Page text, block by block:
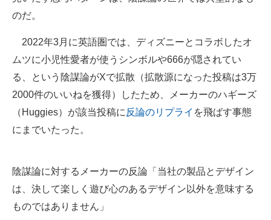
のだ。
2022年3月に英語圏では、ディズニーとコラボしたオ
ムツに小児性愛者が使うシンボルや666が隠されてい
る、という陰謀論がXで拡散（拡散源になった投稿は3万
2000件のいいねを獲得）したため、メーカーのハギーズ
（Huggies）が該当投稿に 反論のリプライ を飛ばす事態
にまでいたった。
陰謀論に対するメーカーの反論「当社の製品とデザイン
は、決して楽しく遊び心のあるデザイン以外を意味する
ものではありません」